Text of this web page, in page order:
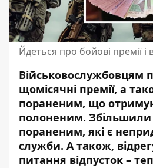
Йдеться про бойові премії
Військовослужбовцям
щомісячні премії, а
пораненим, що
полоненим.
пораненим, які є
служби. А також,
питання відпусток –